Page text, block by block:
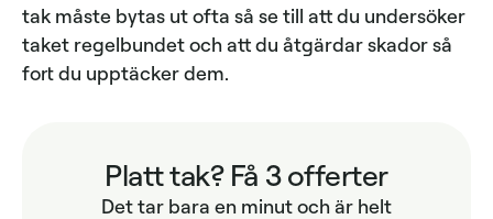
tak måste bytas ut ofta så se till att du undersöker
taket regelbundet och att du åtgärdar skador så
fort du upptäcker dem.
Platt tak? Få 3 offerter
Det tar bara en minut och är helt